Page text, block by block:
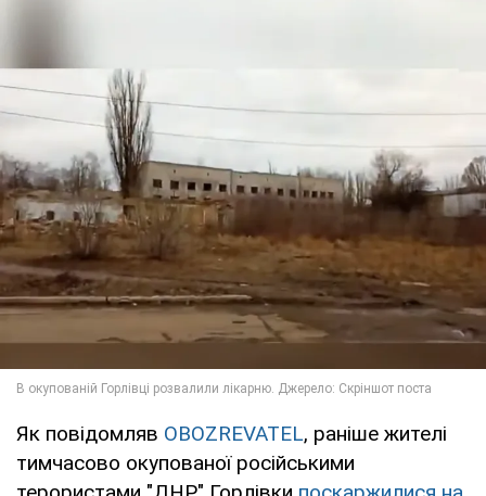
Як повідомляв OBOZREVATEL, раніше жителі
тимчасово окупованої російськими